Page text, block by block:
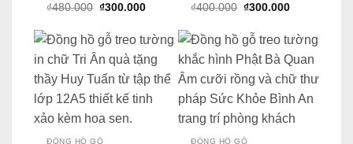
₫480.000 Giá
₫480.000.
₫300.000Giá
là:
₫300.000.
₫400.000 Giá
₫400.000.
₫300.000Giá
là:
₫300.000.
ĐỒNG HỒ GỖ ĐỒNG HỒ GỖ